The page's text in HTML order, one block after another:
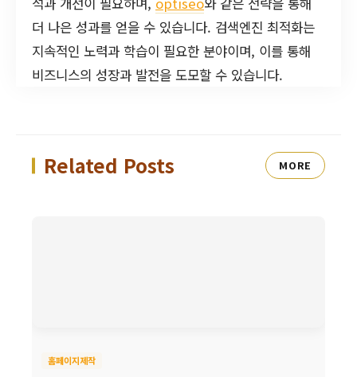
더 나은 성과를 얻을 수 있습니다. 검색엔진 최적화는
지속적인 노력과 학습이 필요한 분야이며, 이를 통해
비즈니스의 성장과 발전을 도모할 수 있습니다.
Related Posts MORE
홈페이지제작